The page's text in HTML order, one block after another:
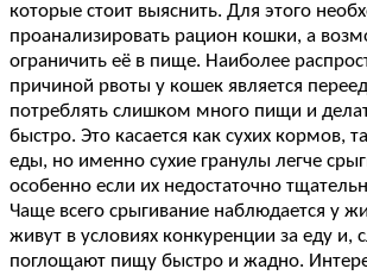
которые стоит выяснить. Для этого
проанализировать рацион кошки, а
ограничить её в пище. Наиболее
причиной рвоты у кошек является
потреблять слишком много пищи и
быстро. Это касается как сухих кормов,
еды, но именно сухие гранулы легче
особенно если их недостаточно
Чаще всего срыгивание наблюдается у
живут в условиях конкуренции за еду и,
поглощают пищу быстро и жадно.